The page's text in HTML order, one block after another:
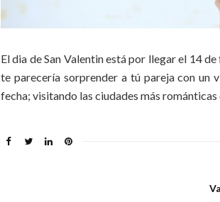
El dia de San Valentin está por llegar el 14
te parecería sorprender a tú pareja con un
fecha; visitando las ciudades más románticas